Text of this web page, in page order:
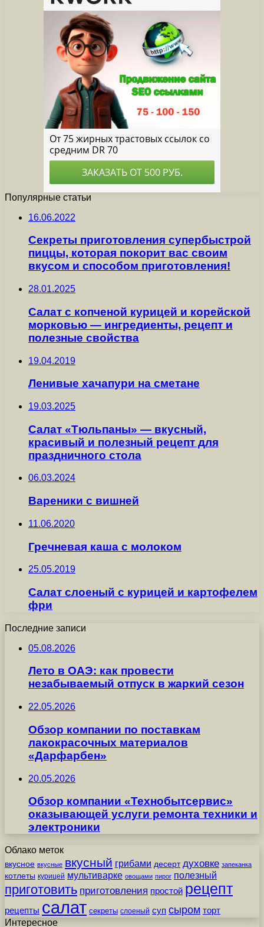
Популярные статьи
16.06.2022
Секреты приготовления супербыстрой
пиццы, которая покорит вас своим
вкусом и способом приготовления!
28.01.2025
Салат с копченой курицей и корейской
морковью — ингредиенты, рецепт и
полезные свойства
19.04.2019
Ленивые хачапури на сметане
19.03.2025
Салат «Тюльпаны» — вкусный,
красивый и полезный рецепт для
праздничного стола
06.03.2024
Вареники с вишней
11.06.2020
Гречневая каша с молоком
25.05.2019
Салат слоеный с курицей и картофелем
фри
Последние записи
05.08.2026
Лето в ОАЭ: как провести
незабываемый отпуск в жаркий сезон
22.05.2026
Обзор компании по поставкам
лакокрасочных материалов
«Дарфарбен»
20.05.2026
Обзор компании «Технобытсервис»
оказывающей услуги ремонта техники и
электроники
Облако меток
вкусное вкусные вкусный грибами десерт духовке запеканка
котлеты курицей мультиварке овощами пирог полезный
приготовить приготовления простой рецепт
рецепты салат секреты слоеный суп сыром торт
Интересное